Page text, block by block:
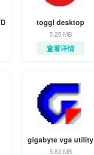
toggl desktop
5.25 MB
查看详情
gigabyte vga utility
5.83 MB